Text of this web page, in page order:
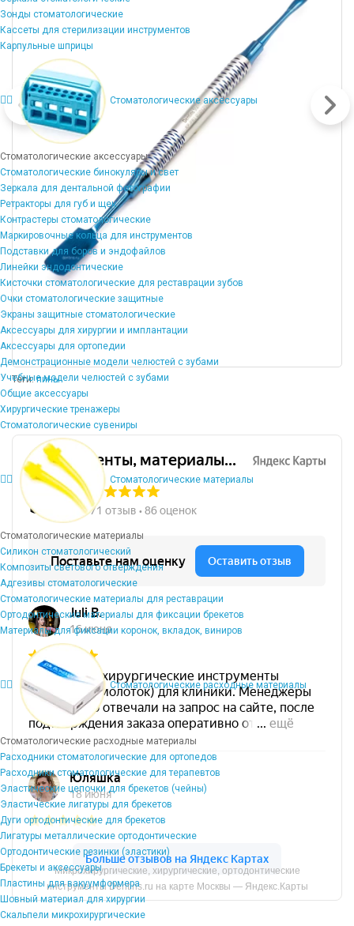
Зонды стоматологические
Кассеты для стерилизации инструментов
Карпульные шприцы
Стоматологические аксессуары
Стоматологические аксессуары
Стоматологические бинокуляры и свет
Зеркала для дентальной фотографии
Ретракторы для губ и щек
Контрастеры стоматологические
Маркировочные кольца для инструментов
Подставки для боров и эндофайлов
Линейки эндодонтические
Кисточки стоматологические для реставрации зубов
Очки стоматологические защитные
Экраны защитные стоматологические
Аксессуары для хирургии и имплантации
Аксессуары для ортопедии
Демонстрационные модели челюстей с зубами
Учебные модели челюстей с зубами
Общие аксессуары
Хирургические тренажеры
Стоматологические сувениры
Стоматологические материалы
Стоматологические материалы
Силикон стоматологический
Композиты светового отверждения
Адгезивы стоматологические
Стоматологические материалы для реставрации
Ортодонтические материалы для фиксации брекетов
Материалы для фиксации коронок, вкладок, виниров
Стоматологические расходные материалы
Стоматологические расходные материалы
Расходники стоматологические для ортопедов
Расходники стоматологические для терапевтов
Эластические цепочки для брекетов (чейны)
Эластические лигатуры для брекетов
Дуги ортодонтические для брекетов
Лигатуры металлические ортодонтические
Ортодонтические резинки (эластики)
Брекеты и аксессуары
Пластины для вакуумформера
Шовный материал для хирургии
Скальпели микрохирургические
Теги:пины
Микрохирургические, хирургические, ортодонтические
инструменты Dentins.ru на карте Москвы — Яндекс.Карты